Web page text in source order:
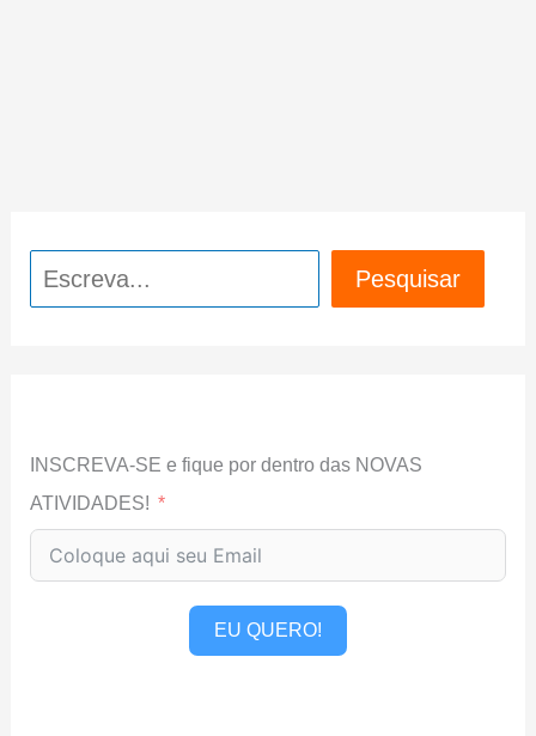
Pesquisar Pesquisar
INSCREVA-SE e fique por dentro das NOVAS
ATIVIDADES!
EU QUERO!